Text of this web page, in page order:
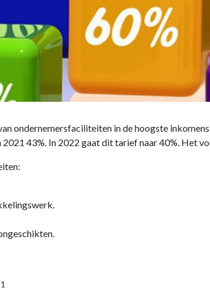
ondernemersfaciliteiten in de hoogste
43%. In 2022 gaat dit tarief naar 40%. Het